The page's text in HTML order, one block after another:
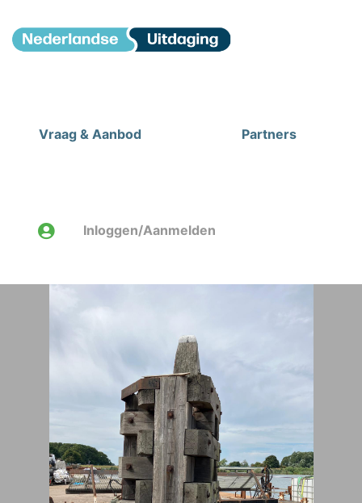
Vraag & Aanbod Partners
Inloggen/Aanmelden